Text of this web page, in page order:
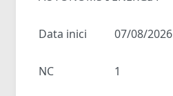
Data inici 07/08/2026
NC 1